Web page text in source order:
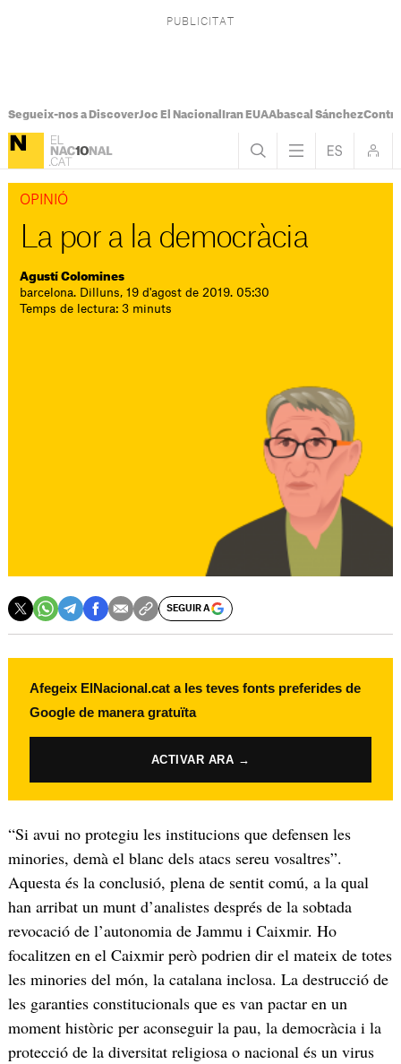
Segueix-nos a DiscoverJoc El Nacional Iran EUAAbascal Sánchez
OPINIÓ
La por a la democràcia
Agustí Colomines
barcelona. Dilluns, 19 d'agost de 2019. 05:30
Temps de lectura: 3 minuts
SEGUIR A
Afegeix ElNacional.cat a les teves fonts preferides de
Google de manera gratuïta
ACTIVAR ARA →
“Si avui no protegiu les institucions que defensen les
minories, demà el blanc dels atacs sereu vosaltres”.
Aquesta és la conclusió, plena de sentit comú, a la qual
han arribat un munt d’analistes després de la sobtada
revocació de l’autonomia de Jammu i Caixmir. Ho
focalitzen en el Caixmir però podrien dir el mateix de totes
les minories del món, la catalana inclosa. La destrucció de
les garanties constitucionals que es van pactar en un
moment històric per aconseguir la pau, la democràcia i la
protecció de la diversitat religiosa o nacional és un virus